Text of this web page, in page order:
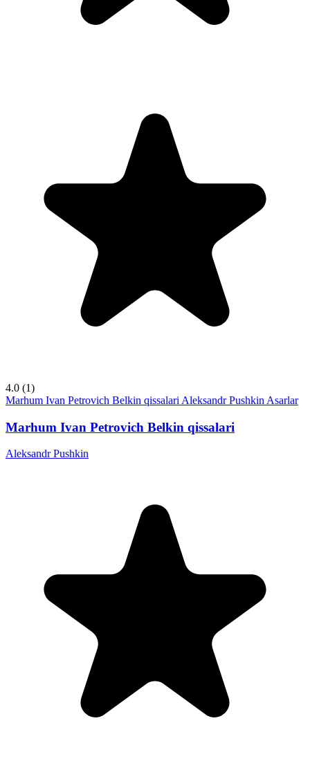
4.0 (1)
Marhum Ivan Petrovich Belkin qissalari Aleksandr Pushkin Asarlar
Marhum Ivan Petrovich Belkin qissalari
Aleksandr Pushkin